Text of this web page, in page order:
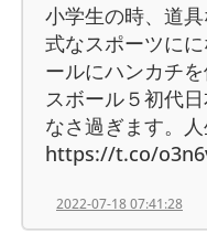
小学生の時、道
式なスポーツに
ールにハンカチ
スボール５初代
なさ過ぎます。
https://t.co/
2022-07-18 07:41:28